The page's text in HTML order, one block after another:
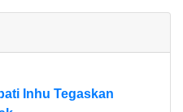
Inhu Tegaskan